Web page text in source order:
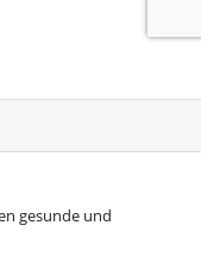
gesunde und